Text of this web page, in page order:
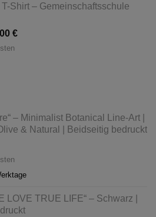
Shirt – Gemeinschaftsschule
€
– Minimalist Botanical Line-Art |
& Natural | Beidseitig bedruckt
LOVE TRUE LIFE“ – Schwarz |